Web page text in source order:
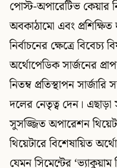
পোস্ট-অপারেটিভ কেয়ার
অবকাঠামো এবং
নির্বাচনের ক্ষেত্রে
অর্থোপেডিক সার্জনের
নিতম্ব প্রতিস্থাপন
দলের নেতৃত্ব দেন। এছাড়া
সুসজ্জিত অপারেশন
থিয়েটারে বিশেষায়িত
যেমন সিমেন্টের